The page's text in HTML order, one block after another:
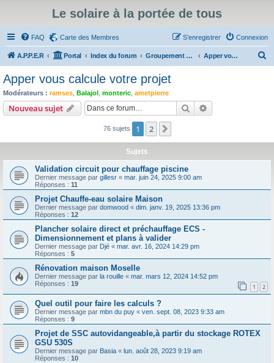
Le solaire à la portée de tous
FAQ Carte des Membres Connexion
S’enregistrer
A.P.P.E.R Portal Index du forum Groupement d'achat de matériel solaire, entr'aides, vie de l'association, annonces Apper vous calcule votre projet
c
Apper vous calcule votre projet
Modérateurs : ramses Balajol monteric ametpierre
Nouveau sujet Rechercher
76 sujets 1 2
Sujets
Validation circuit pour chauffage piscine
Dernier message par gillesr « mar. juin 24, 2025 9:00 am
Réponses : 11
Projet Chauffe-eau solaire Maison
Dernier message par domwood « dim. janv. 19, 2025 13:36 pm
Réponses : 12
Plancher solaire direct et préchauffage ECS -
Dimensionnement et plans à valider
Dernier message par Djé « mar. avr. 16, 2024 14:29 pm
Réponses : 5
Rénovation maison Moselle
Dernier message par la rouille « mar. mars 12, 2024 14:52 pm
Réponses : 19 1 2
Quel outil pour faire les calculs ?
Dernier message par mbn du puy « ven. sept. 08, 2023 9:33 am
Réponses : 9
Projet de SSC autovidangeable,à partir du stockage ROTEX
GSU 530S
Dernier message par Basia « lun. août 28, 2023 9:19 am
Réponses : 10